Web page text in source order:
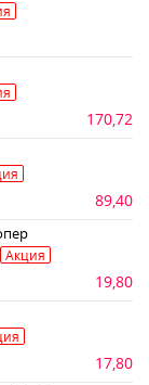
170,72
89,40
Акция
19,80
17,80